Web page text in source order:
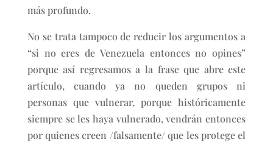
más profundo.
No se trata tampoco de reducir los argumentos a
“si no eres de Venezuela entonces no opines”
porque así regresamos a la frase que abre este
artículo, cuando ya no queden grupos ni
personas que vulnerar, porque históricamente
siempre se les haya vulnerado, vendrán entonces
por quienes creen /falsamente/ que les protege el